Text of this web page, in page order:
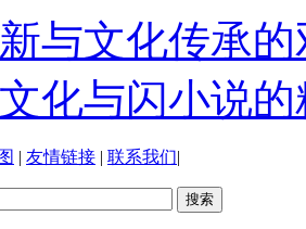
与文化传承
化与闪小说
| 友情链接 | 联系我们|